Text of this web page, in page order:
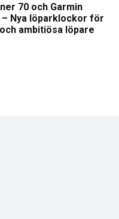
70 och Garmin
Nya löparklockor för
ambitiösa löpare